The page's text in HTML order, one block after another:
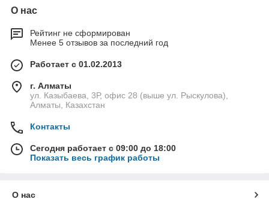
О нас
Рейтинг не сформирован
Менее 5 отзывов за последний год
Работает с 01.02.2013
г. Алматы
ул. Казыбаева, 3Р, офис 28 (выше ул. Рыскулова),
Алматы, Казахстан
Контакты
Сегодня работает с 09:00 до 18:00
Показать весь график работы
О нас